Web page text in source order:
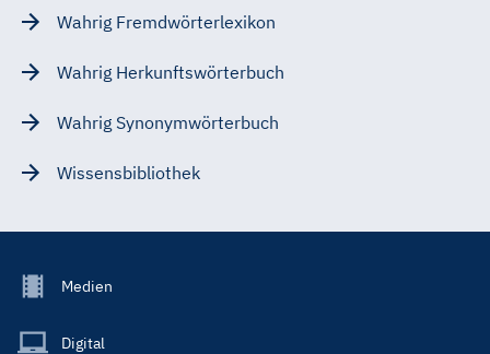
Wahrig Fremdwörterlexikon
Wahrig Herkunftswörterbuch
Wahrig Synonymwörterbuch
Wissensbibliothek
Footer
Main
Medien
Digital